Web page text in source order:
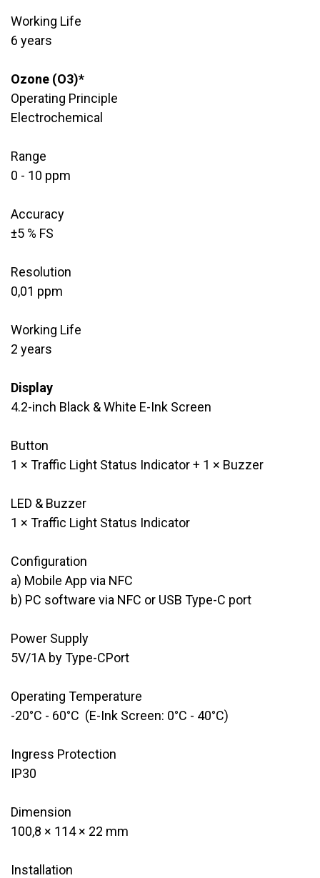
Working Life
​6 years
Ozone (O3)*
Operating Principle
Electrochemical
Range
​0 - 10 ppm
Accuracy
​±5 % FS
Resolution
​0,01 ppm
Working Life
​2 years
Display
4.2-inch Black & White E-Ink Screen
Button
1 × Traffic Light Status Indicator + 1 × Buzzer
LED & Buzzer
1 × Traffic Light Status Indicator
Configuration
​a) Mobile App via NFC
​b) PC software via NFC or USB Type-C port
Power Supply
5V/1A by Type-CPort
Operating Temperature
-20°C - 60°C (E-Ink Screen: 0°C - 40°C)
Ingress Protection
​IP30
Dimension
​100,8 × 114 × 22 mm
Installation